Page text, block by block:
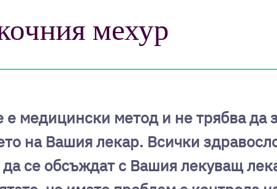
мехур
е медицински метод и не трябва да
на Вашия лекар. Всички
да се обсъждат с Вашия лекуващ